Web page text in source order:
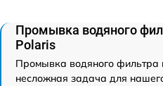
Промывка водяного
Polaris
Промывка водяного фильтра
несложная задача для